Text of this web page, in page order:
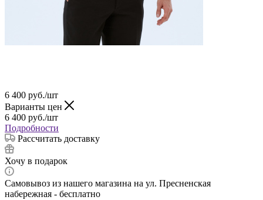
6 400 руб./шт
Варианты цен
6 400 руб./шт
Подробности
Рассчитать доставку
Хочу в подарок
Самовывоз из нашего магазина на ул. Пресненская
набережная - бесплатно